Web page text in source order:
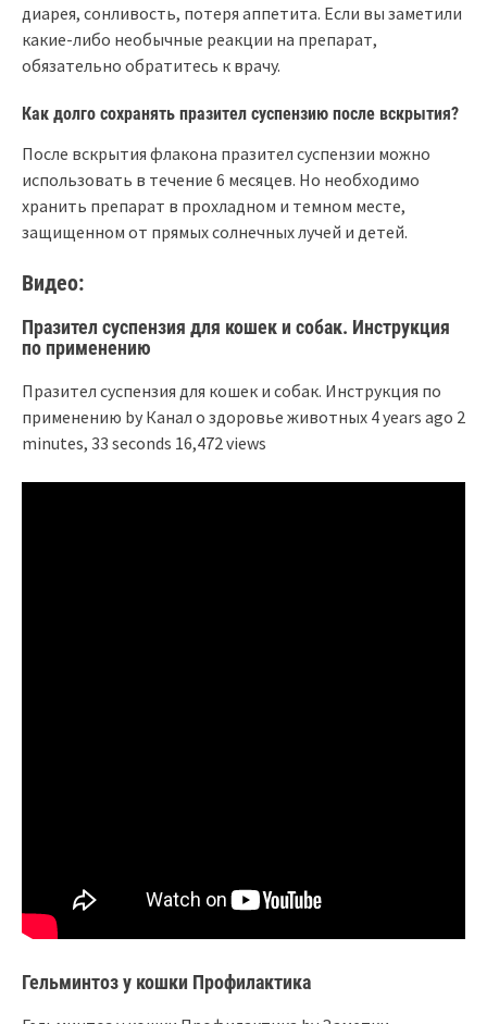
диарея, сонливость, потеря аппетита. Если вы заметили
какие-либо необычные реакции на препарат,
обязательно обратитесь к врачу.
Как долго сохранять празител суспензию после вскрытия?
После вскрытия флакона празител суспензии можно
использовать в течение 6 месяцев. Но необходимо
хранить препарат в прохладном и темном месте,
защищенном от прямых солнечных лучей и детей.
Видео:
Празител суспензия для кошек и собак. Инструкция
по применению
Празител суспензия для кошек и собак. Инструкция по
применению by Канал о здоровье животных 4 years ago 2
minutes, 33 seconds 16,472 views
Гельминтоз у кошки Профилактика